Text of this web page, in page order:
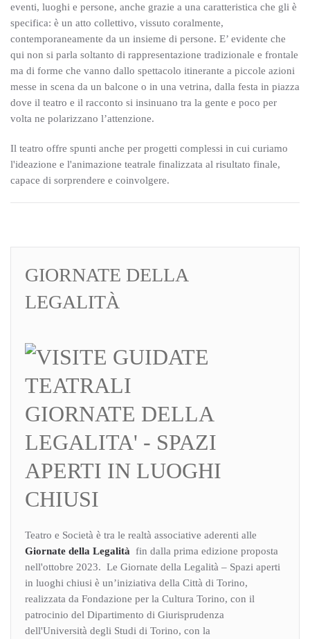
eventi, luoghi e persone, anche grazie a una caratteristica che gli è
specifica: è un atto collettivo, vissuto coralmente,
contemporaneamente da un insieme di persone. E’ evidente che
qui non si parla soltanto di rappresentazione tradizionale e frontale
ma di forme che vanno dallo spettacolo itinerante a piccole azioni
messe in scena da un balcone o in una vetrina, dalla festa in piazza
dove il teatro e il racconto si insinuano tra la gente e poco per
volta ne polarizzano l’attenzione.
Il teatro offre spunti anche per progetti complessi in cui curiamo
l'ideazione e l'animazione teatrale finalizzata al risultato finale,
capace di sorprendere e coinvolgere.
GIORNATE DELLA
LEGALITÀ
GIORNATE DELLA
LEGALITA' - SPAZI
APERTI IN LUOGHI
CHIUSI
Teatro e Società è tra le realtà associative aderenti alle
Giornate della Legalità fin dalla prima edizione proposta
nell'ottobre 2023. Le Giornate della Legalità – Spazi aperti
in luoghi chiusi è un’iniziativa della Città di Torino,
realizzata da Fondazione per la Cultura Torino, con il
patrocinio del Dipartimento di Giurisprudenza
dell'Università degli Studi di Torino, con la